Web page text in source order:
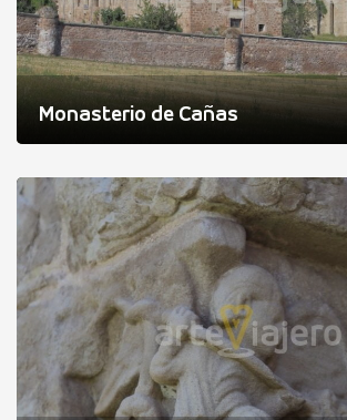
Monasterio de Cañas